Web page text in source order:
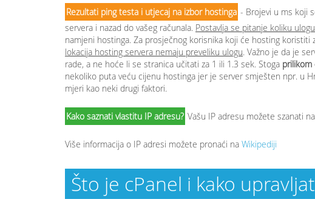
Rezultati ping testa i utjecaj na izbor hostinga - Brojevi u ms koji
servera i nazad do vašeg računala. Postavlja se pitanje koliku
namjeni hostinga. Za prosječnog korisnika koji će hosting koristiti
lokacija hosting servera nemaju preveliku ulogu. Važno je da je
rade, a ne hoće li se stranica učitati za 1 ili 1.3 sek. Stoga prilikom
nekoliko puta veću cijenu hostinga jer je server smješten npr. u
mjeri kao neki drugi faktori.
Kako saznati vlastitu IP adresu? Vašu IP adresu možete szanati
Više informacija o IP adresi možete pronaći na Wikipediji
Što je cPanel i kako